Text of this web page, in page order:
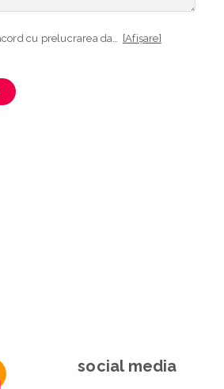
[Afișare]
social media